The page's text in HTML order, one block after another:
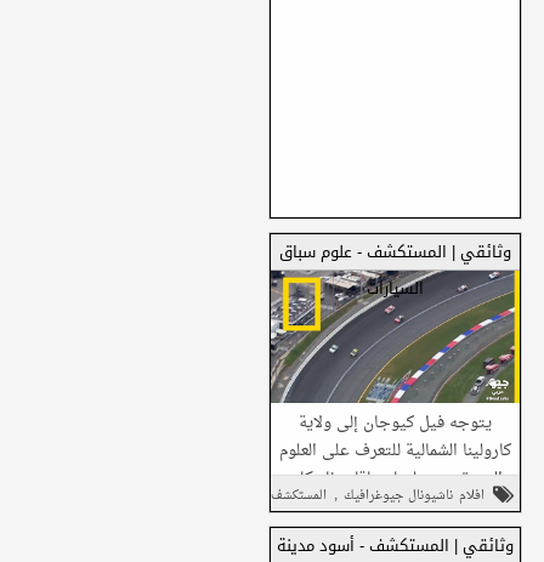
وثائقي | المستكشف - علوم سباق
السيارات
يتوجه فيل كيوجان إلى ولاية
كارولينا الشمالية للتعرف على العلوم
التي تعتمد عليها سباقات ناسكار.
يستكشف جاجو كوبر تضحية بشرية
جديدة مروعة. ...
افلام ناشيونال جيوغرافيك , المستكشف
,سيارات,وثائقي
وثائقي | المستكشف - أسود مدينة